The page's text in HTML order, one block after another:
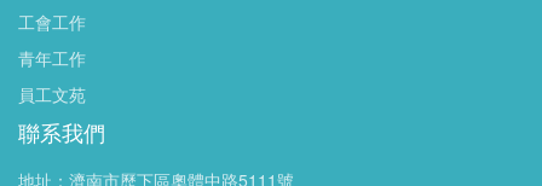
工會工作
青年工作
員工文苑
聯系我們
地址：濟南市歷下區奧體中路5111號